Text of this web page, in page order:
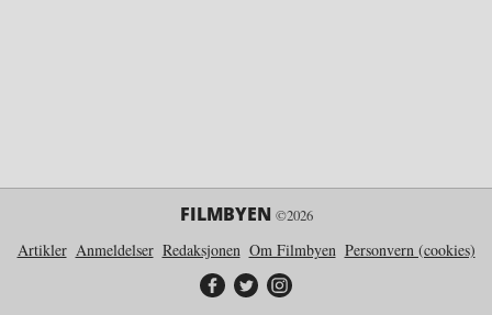
FILMBYEN ©2026
Artikler Anmeldelser Redaksjonen Om Filmbyen Personvern (cookies)
Filmbyen på Facebook
Filmbyen på Twitter
Filmbyen på Instagram